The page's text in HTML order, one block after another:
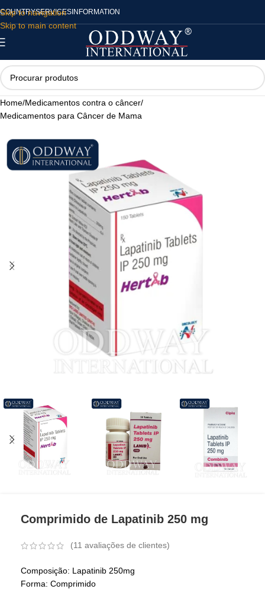
Skip to navigation
Skip to main content
COUNTRYSERVICES INFORMATION
Home/Medicamentos contra o câncer/
Medicamentos para Câncer de Mama
Comprimido de Lapatinib 250 mg
(11 avaliações de clientes)
Composição: Lapatinib 250mg
Forma: Comprimido